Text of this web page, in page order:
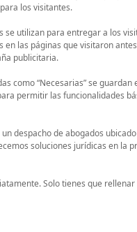
los visitantes.
se utilizan para entregar a los
​​en las páginas que visitaron
publicitaria.
como “Necesarias” se guardan
permitir las funcionalidades
despacho de abogados
soluciones jurídicas en la
Solo tienes que